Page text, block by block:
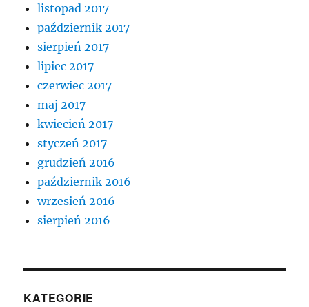
listopad 2017
październik 2017
sierpień 2017
lipiec 2017
czerwiec 2017
maj 2017
kwiecień 2017
styczeń 2017
grudzień 2016
październik 2016
wrzesień 2016
sierpień 2016
KATEGORIE